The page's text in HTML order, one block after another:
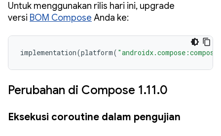
Untuk menggunakan rilis hari ini, upgrade
versi BOM Compose Anda ke:
implementation(platform(
Perubahan di Compose 1.11.0
Eksekusi coroutine dalam pengujian